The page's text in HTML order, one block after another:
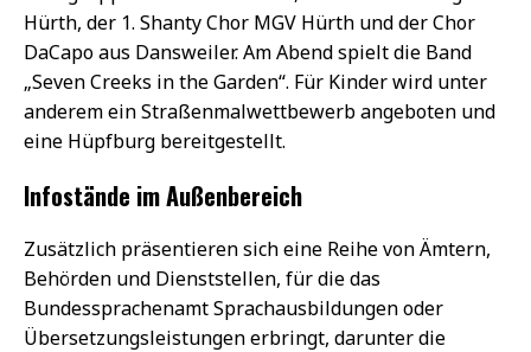
Hürth, der 1. Shanty Chor MGV Hürth und der Chor
DaCapo aus Dansweiler. Am Abend spielt die Band
„Seven Creeks in the Garden“. Für Kinder wird unter
anderem ein Straßenmalwettbewerb angeboten und
eine Hüpfburg bereitgestellt.
Infostände im Außenbereich
Zusätzlich präsentieren sich eine Reihe von Ämtern,
Behörden und Dienststellen, für die das
Bundessprachenamt Sprachausbildungen oder
Übersetzungsleistungen erbringt, darunter die